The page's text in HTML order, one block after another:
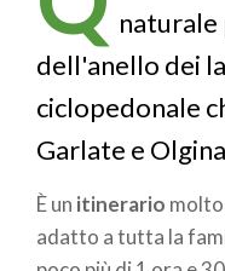
dell'anello dei
ciclopedonale
Garlate e
È un itinerario
adatto a tutta la